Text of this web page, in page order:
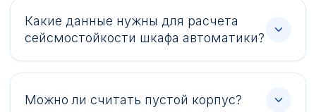
Какие данные нужны для расчета
сейсмостойкости шкафа автоматики?
Можно ли считать пустой корпус?